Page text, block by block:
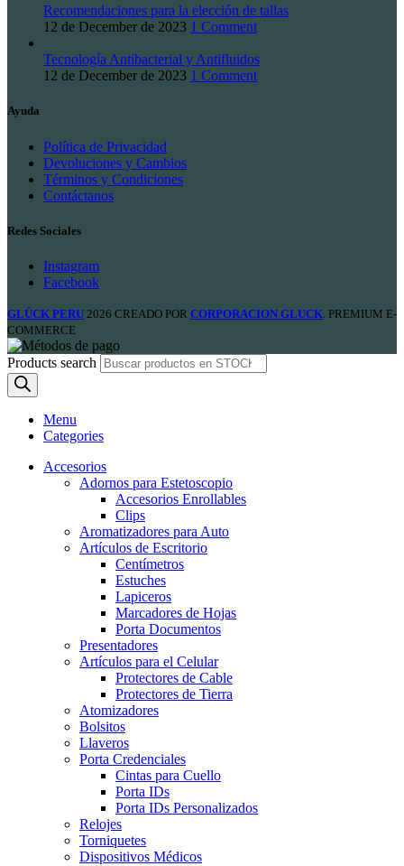
Recomendaciones para la elección de tallas
12 de December de 2023 1 Comment
Tecnología Antibacterial y Antifluidos
12 de December de 2023 1 Comment
Ayuda
Política de Privacidad
Devoluciones y Cambios
Términos y Condiciones
Contáctanos
Redes Sociales
Instagram
Facebook
GLÜCK PERU 2026 CREADO POR CORPORACION GLUCK . PREMIUM E-
COMMERCE
Products search
Menu
Categories
Accesorios
Adornos para Estetoscopio
Accesorios Enrollables
Clips
Aromatizadores para Auto
Artículos de Escritorio
Centímetros
Estuches
Lapiceros
Marcadores de Hojas
Porta Documentos
Presentadores
Artículos para el Celular
Protectores de Cable
Protectores de Tierra
Atomizadores
Bolsitos
Llaveros
Porta Credenciales
Cintas para Cuello
Porta IDs
Porta IDs Personalizados
Relojes
Torniquetes
Dispositivos Médicos